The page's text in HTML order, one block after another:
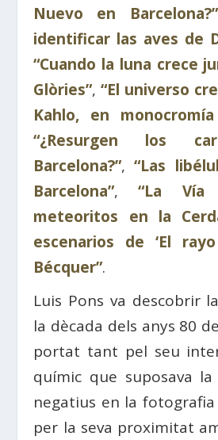
Nuevo en Barcelona?”
identificar las aves de
“Cuando la luna crece
Glòries”,“El universo
Kahlo, en
“¿Resurgen los
Barcelona?”,“Las
Barcelona”,“La Vía
meteoritos en la
escenarios de ‘El
Bécquer”.
Luis Pons va descobrir
la dècada dels anys 80
portat tant pel seu
químic que suposava
negatius en la
per la seva proximitat